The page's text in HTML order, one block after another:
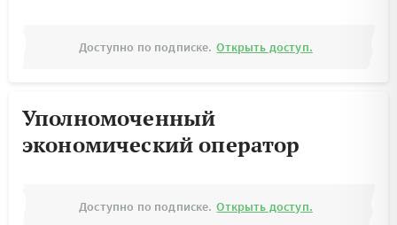
Доступно по подписке. Открыть доступ.
Уполномоченный
экономический оператор
Доступно по подписке. Открыть доступ.